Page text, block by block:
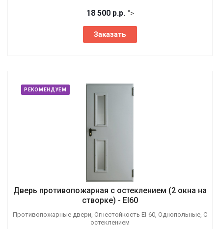
18 500 р.р. ">
Заказать
РЕКОМЕНДУЕМ
Дверь противопожарная с остеклением (2 окна на
створке) - EI60
Противопожарные двери, Огнестойкость EI-60, Однопольные, С
остеклением